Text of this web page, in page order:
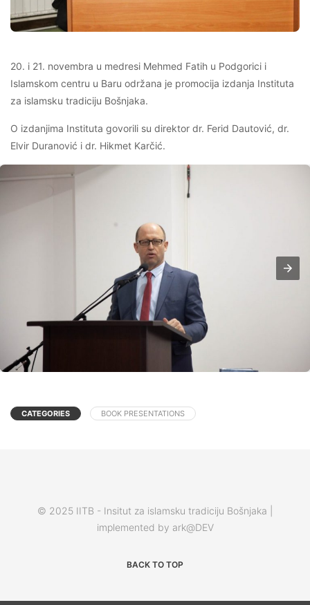
20. i 21. novembra u medresi Mehmed Fatih u Podgorici i
Islamskom centru u Baru održana je promocija izdanja Instituta
za islamsku tradiciju Bošnjaka.
O izdanjima Instituta govorili su direktor dr. Ferid Dautović, dr.
Elvir Duranović i dr. Hikmet Karčić.
CATEGORIES BOOK PRESENTATIONS
© 2025 IITB - Insitut za islamsku tradiciju Bošnjaka |
implemented by ark@DEV
BACK TO TOP